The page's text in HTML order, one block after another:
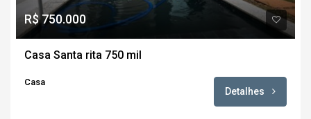
R$ 750.000
Casa Santa rita 750 mil
Casa
Detalhes